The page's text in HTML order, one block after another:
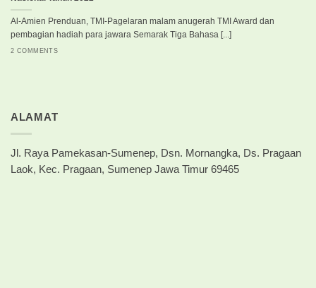
Al-Amien Prenduan, TMI-Pagelaran malam anugerah TMI Award dan
pembagian hadiah para jawara Semarak Tiga Bahasa [...]
2 COMMENTS
ALAMAT
Jl. Raya Pamekasan-Sumenep, Dsn. Mornangka, Ds. Pragaan
Laok, Kec. Pragaan, Sumenep Jawa Timur 69465